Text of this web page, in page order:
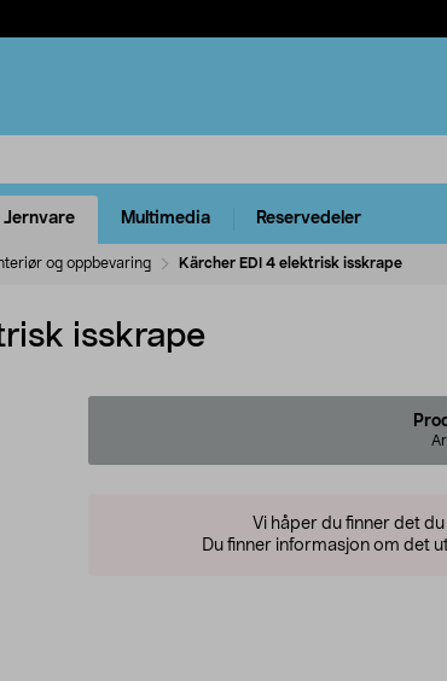
Jernvare Multimedia Reservedeler
og oppbevaring Kärcher EDI 4 elektrisk isskrape
isskrape
Vi håper du finner det
Du finner informasjon om det